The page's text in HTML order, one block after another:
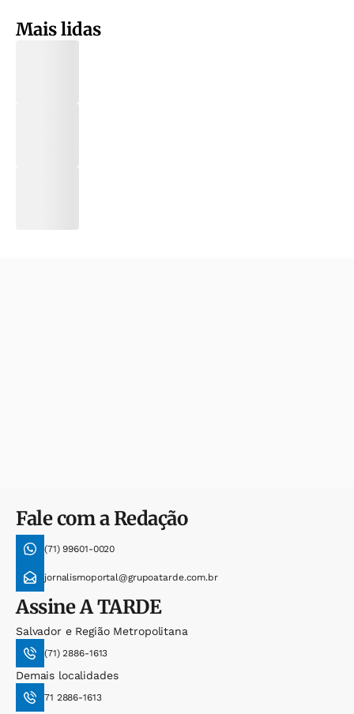
Mais lidas
Fale com a Redação
(71) 99601-0020
jornalismoportal@grupoatarde.com.br
AssineA TARDE
Salvador e Região Metropolitana
(71) 2886-1613
Demais localidades
71 2886-1613